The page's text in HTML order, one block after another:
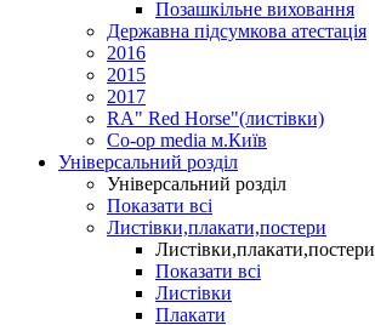
Позашкільне виховання
Державна підсумкова атестація
2016
2015
2017
RA" Red Horse"(листівки)
Co-op media м.Київ
Універсальний розділ
Універсальний розділ
Показати всі
Листівки,плакати,постери
Листівки,плакати,постери
Показати всі
Листівки
Плакати